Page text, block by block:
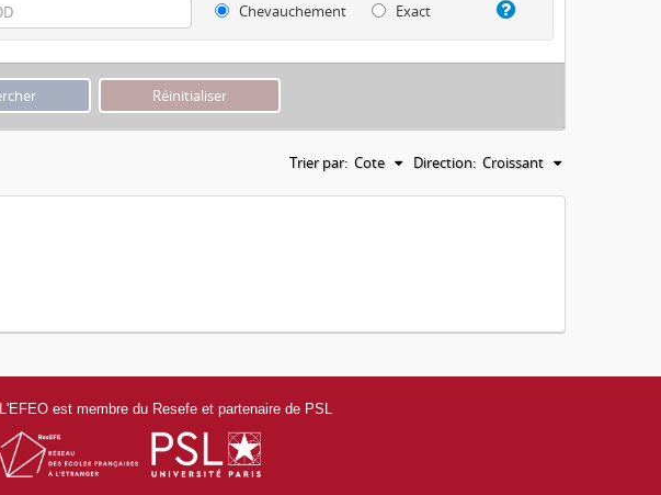
Chevauchement
Exact
Trier par: Cote Direction: Croissant
L'EFEO est membre du Resefe et partenaire de PSL